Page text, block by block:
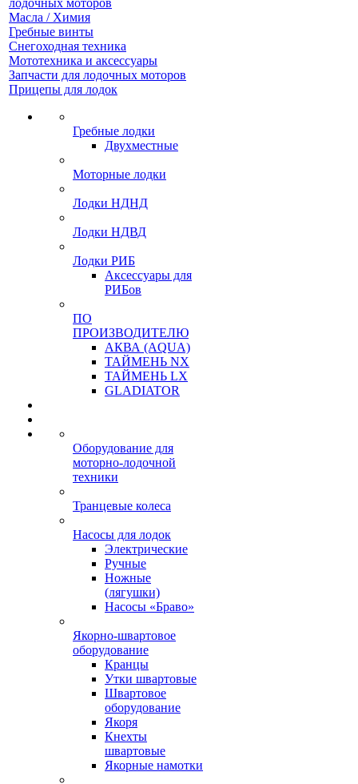
лодочных моторов
Масла / Химия
Гребные винты
Снегоходная техника
Мототехника и аксессуары
Запчасти для лодочных моторов
Прицепы для лодок
Гребные лодки
Двухместные
Моторные лодки
Лодки НДНД
Лодки НДВД
Лодки РИБ
Аксессуары для
РИБов
ПО
ПРОИЗВОДИТЕЛЮ
АКВА (AQUA)
ТАЙМЕНЬ NX
ТАЙМЕНЬ LX
GLADIATOR
Оборудование для
моторно-лодочной
техники
Транцевые колеса
Насосы для лодок
Электрические
Ручные
Ножные
(лягушки)
Насосы «Браво»
Якорно-швартовое
оборудование
Кранцы
Утки швартовые
Швартовое
оборудование
Якоря
Кнехты
швартовые
Якорные намотки